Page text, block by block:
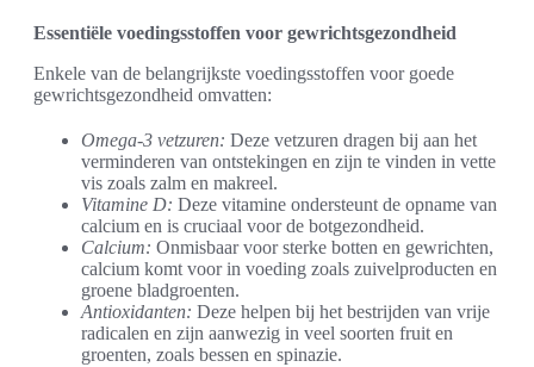
Essentiële voedingsstoffen voor gewrichtsgezondheid
Enkele van de belangrijkste voedingsstoffen voor goede
gewrichtsgezondheid omvatten:
Omega-3 vetzuren: Deze vetzuren dragen bij aan het
verminderen van ontstekingen en zijn te vinden in vette
vis zoals zalm en makreel.
Vitamine D: Deze vitamine ondersteunt de opname van
calcium en is cruciaal voor de botgezondheid.
Calcium: Onmisbaar voor sterke botten en gewrichten,
calcium komt voor in voeding zoals zuivelproducten en
groene bladgroenten.
Antioxidanten: Deze helpen bij het bestrijden van vrije
radicalen en zijn aanwezig in veel soorten fruit en
groenten, zoals bessen en spinazie.